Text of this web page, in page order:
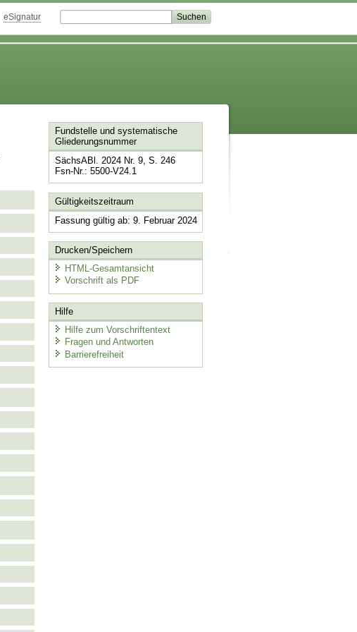
eSignatur
Fundstelle und systematische
Gliederungsnummer
SächsABl. 2024 Nr. 9, S. 246
Fsn-Nr.: 5500-V24.1
Gültigkeitszeitraum
Fassung gültig ab: 9. Februar 2024
Drucken/Speichern
HTML-Gesamtansicht
Vorschrift als PDF
Hilfe
Hilfe zum Vorschriftentext
Fragen und Antworten
Barrierefreiheit